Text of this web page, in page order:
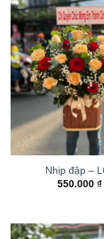
Nhịp đập –
550.000 ₫